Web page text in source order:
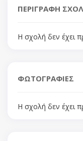
ΠΕΡΙΓΡΑΦΗ
Η σχολή δεν έχει
ΦΩΤΟΓΡΑΦΙΕΣ
Η σχολή δεν έχει